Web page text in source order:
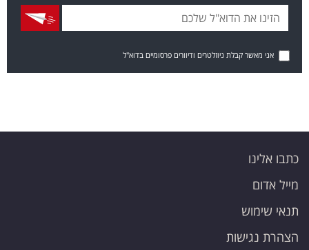
אני מאשר קבלת ניוזלטרים ודיוורים פרסומיים בדוא"ל
כתבו אלינו
מייל אדום
תנאי שימוש
הצהרת נגישות